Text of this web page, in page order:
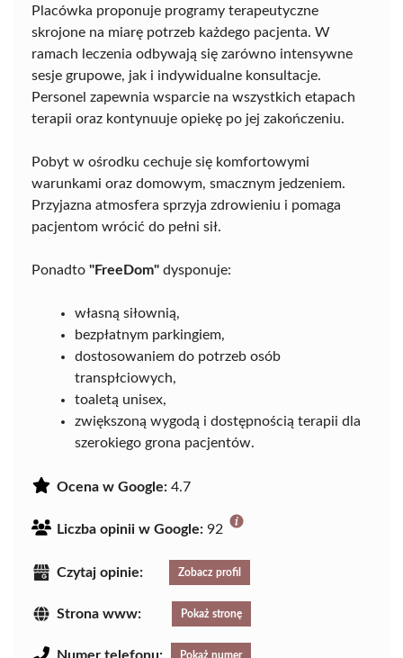
Placówka proponuje programy terapeutyczne
skrojone na miarę potrzeb każdego pacjenta. W
ramach leczenia odbywają się zarówno intensywne
sesje grupowe, jak i indywidualne konsultacje.
Personel zapewnia wsparcie na wszystkich etapach
terapii oraz kontynuuje opiekę po jej zakończeniu.
Pobyt w ośrodku cechuje się komfortowymi
warunkami oraz domowym, smacznym jedzeniem.
Przyjazna atmosfera sprzyja zdrowieniu i pomaga
pacjentom wrócić do pełni sił.
Ponadto "FreeDom" dysponuje:
własną siłownią,
bezpłatnym parkingiem,
dostosowaniem do potrzeb osób
transpłciowych,
toaletą unisex,
zwiększoną wygodą i dostępnością terapii dla
szerokiego grona pacjentów.
Ocena w Google: 4.7
Liczba opinii w Google: 92
Czytaj opinie: Zobacz profil
Strona www: Pokaż stronę
Pokaż numer